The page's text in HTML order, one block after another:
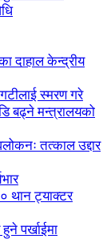
दाहाल केन्द्रीय
स्मरण गरे
बढ्ने मन्त्रालयको
तत्काल उद्दार
थान ट्याक्टर
पर्खाईमा